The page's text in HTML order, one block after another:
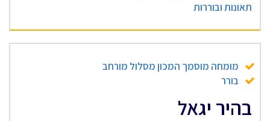
תאונות ובוררות
מומחה מוסמך המכון מסלול מורחב
בורר
בהיר יגאל